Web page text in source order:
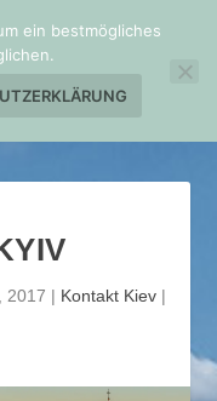
2017 | Kontakt Kiev|
ein bestmögliches